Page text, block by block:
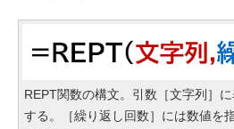
REPT関数の構文。引数［文字列］
する。［繰り返し回数］には数値を